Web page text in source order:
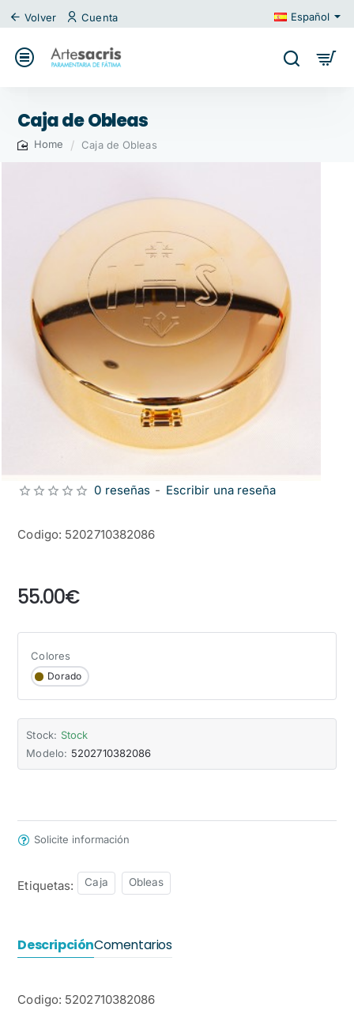
Volver Cuenta Español
Caja de Obleas
Caja de Obleas
Codigo: 5202710382086
Stock: Stock
Modelo: 5202710382086
0 reseñas - Escribir una reseña
55.00€
Colores
Dorado
Solicite información
Etiquetas: Caja Obleas
DescripciónComentarios
Codigo: 5202710382086